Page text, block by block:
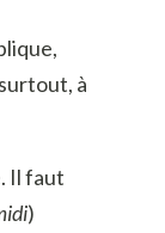
à
Il faut
)